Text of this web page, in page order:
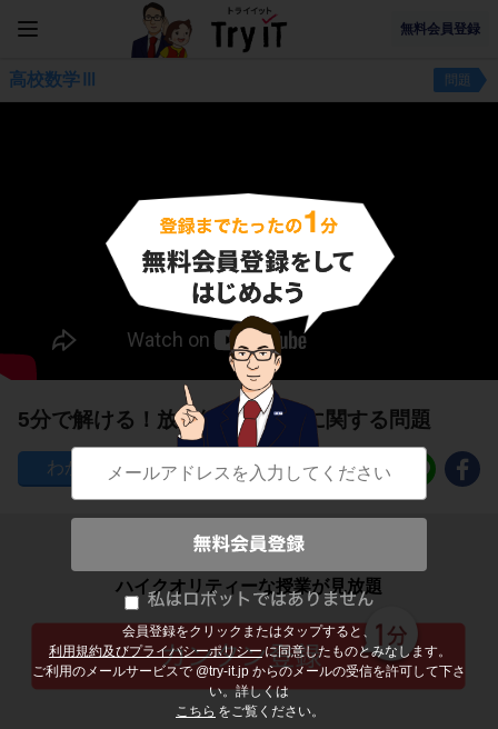
無料会員登録
会員登録をクリックまたはタップすると、
利用規約及びプライバシーポリシー に同意したものとみなします。
ご利用のメールサービスで @try-it.jp からのメールの受信を許可して下さ
い。詳しくは
こちら をご覧ください。
高校数学Ⅲ 問題
5分で解ける！放物線の一般形に関する問題
61
子どもの勉強から大人の学び直しまで
ハイクオリティーな授業が見放題